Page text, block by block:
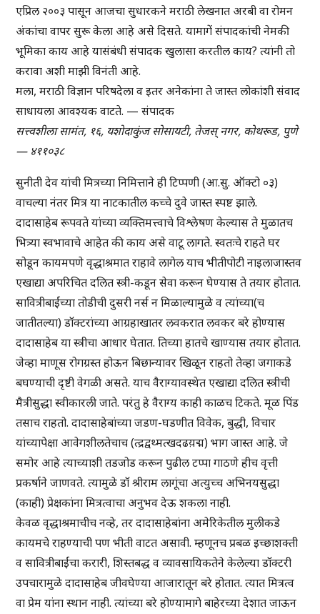
एप्रिल २००३ पासून आजचा सुधारकने मराठी लेखनात अरबी वा रोमन
अंकांचा वापर सुरू केला आहे असे दिसते. यामागें संपादकांची नेमकी
भूमिका काय आहे यासंबंधी संपादक खुलासा करतील काय? त्यांनी तो
करावा अशी माझी विनंती आहे.
मला, मराठी विज्ञान परिषदेला व इतर अनेकांना ते जास्त लोकांशी संवाद
साधायला आवश्यक वाटते. — संपादक
सत्त्वशीला सामंत, १६, यशोदाकुंज सोसायटी, तेजस् नगर, कोथरूड, पुणे
— ४११०३८
सुनीती देव यांची मित्रच्या निमित्ताने ही टिप्पणी (आ.सु. ऑक्टो ०३)
वाचल्या नंतर मित्र या नाटकातील कच्चे दुवे जास्त स्पष्ट झाले.
दादासाहेब रूपवते यांच्या व्यक्तिमत्त्वाचे विश्लेषण केल्यास ते मुळातच
भित्र्या स्वभावाचे आहेत की काय असे वाटू लागते. स्वतःचे राहते घर
सोडून कायमपणे वृद्धाश्रमात राहावे लागेल याच भीतीपोटी नाइलाजास्तव
एखाद्या अपरिचित दलित स्त्री-कडून सेवा करून घेण्यास ते तयार होतात.
सावित्रीबाईंच्या तोडीची दुसरी नर्स न मिळाल्यामुळे व त्यांच्या(च
जातीतल्या) डॉक्टरांच्या आग्रहाखातर लवकरात लवकर बरे होण्यास
दादासाहेब या स्त्रीचा आधार घेतात. तिच्या हातचे खाण्यास तयार होतात.
जेव्हा माणूस रोगग्रस्त होऊन बिछान्यावर खिळून राहतो तेव्हा जगाकडे
बघण्याची दृष्टी वेगळी असते. याच वैराग्यावस्थेत एखाद्या दलित स्त्रीची
मैत्रीसुद्धा स्वीकारली जाते. परंतु हे वैराग्य काही काळच टिकते. मूळ पिंड
तसाच राहतो. दादासाहेबांच्या जडण-घडणीत विवेक, बुद्धी, विचार
यांच्यापेक्षा आवेगशीलतेचाच (त्द्रद्वथ्मत्खदढय़द्म) भाग जास्त आहे. जे
समोर आहे त्याच्याशी तडजोड करून पुढील टप्पा गाठणे हीच वृत्ती
प्रकर्षाने जाणवते. त्यामुळे डॉ श्रीराम लागूंचा अत्युच्च अभिनयसुद्धा
(काही) प्रेक्षकांना मित्रत्वाचा अनुभव देऊ शकला नाही.
केवळ वृद्धाश्रमाचीच नव्हे, तर दादासाहेबांना अमेरिकेतील मुलीकडे
कायमचे राहण्याची पण भीती वाटत असावी. म्हणूनच प्रबळ इच्छाशक्ती
व सावित्रीबाईंचा करारी, शिस्तबद्ध व व्यावसायिकतेने केलेल्या डॉक्टरी
उपचारामुळे दादासाहेब जीवघेण्या आजारातून बरे होतात. त्यात मित्रत्व
वा प्रेम यांना स्थान नाही. त्यांच्या बरे होण्यामागे बाहेरच्या देशात जाऊन